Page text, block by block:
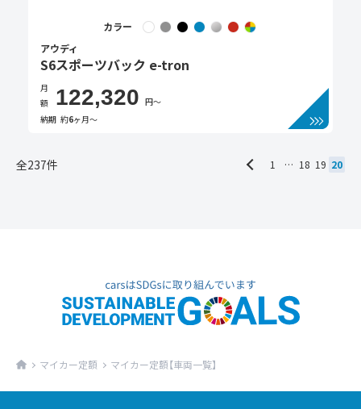
カラー
アウディ
S6スポーツバック e-tron
月
額
122,320 円〜
納期 約6ヶ月〜
全237件 1 … 18 19 20
マイカー定額 マイカー定額【車両一覧】